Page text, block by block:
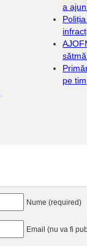
a
pe
Nume (required)
Email (nu va fi